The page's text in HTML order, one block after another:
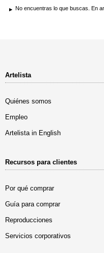
No encuentras lo que buscas. En
Artelista
Quiénes somos
Empleo
Artelista in English
Recursos para clientes
Por qué comprar
Guía para comprar
Reproducciones
Servicios corporativos